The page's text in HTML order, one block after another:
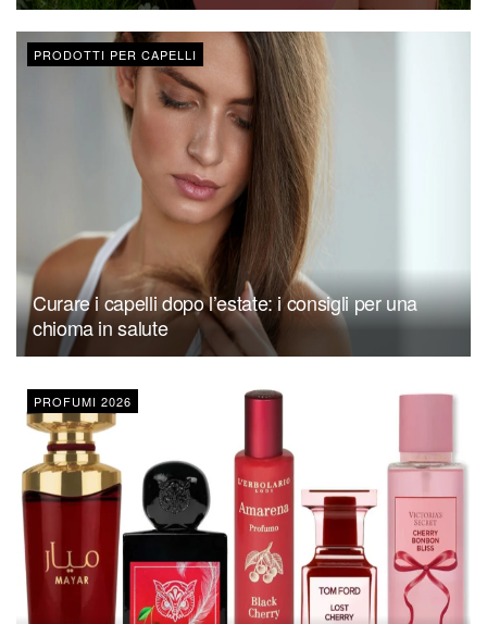
PRODOTTI PER CAPELLI
Curare i capelli dopo l’estate: i consigli per una
chioma in salute
PROFUMI 2026